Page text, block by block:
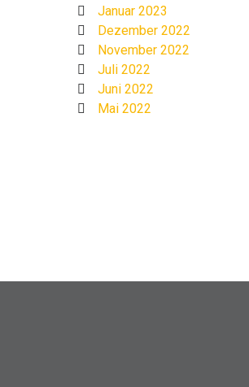
Januar 2023
Dezember 2022
November 2022
Juli 2022
Juni 2022
Mai 2022